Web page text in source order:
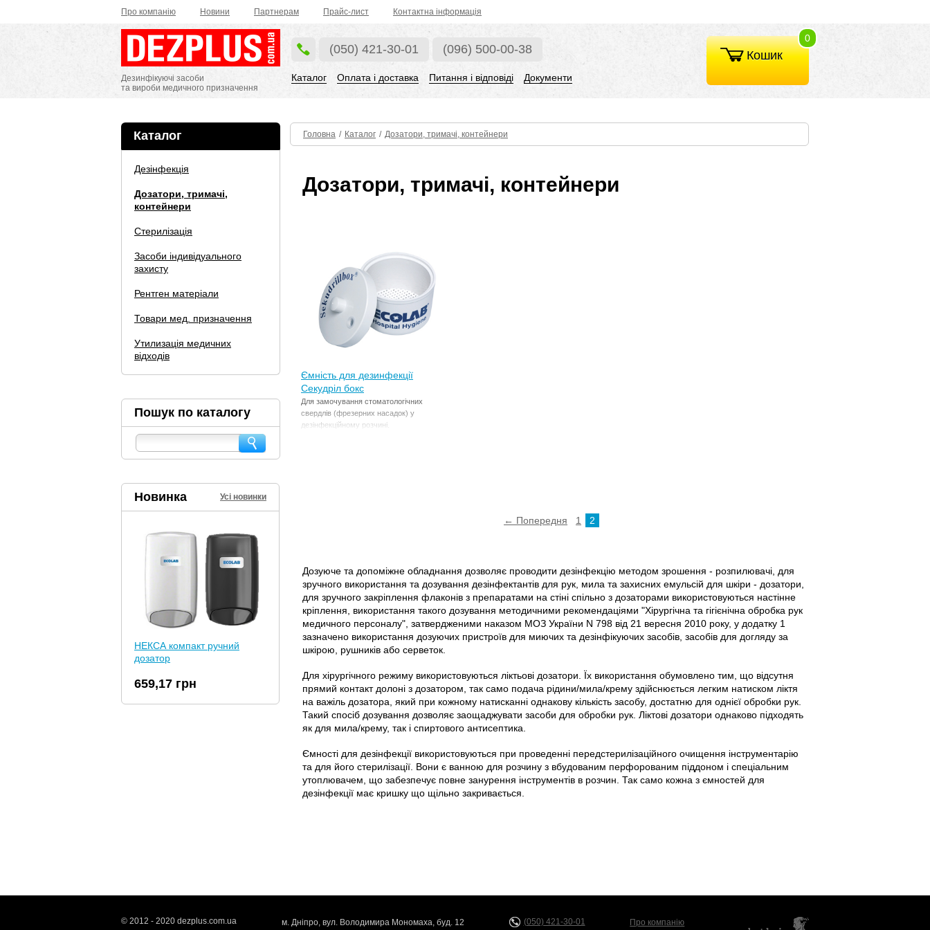
Про компанію Новини Партнерам Прaйс-лист Контактна інформація
Дезинфікуючі засоби
та вироби медичного призначення
(050) 421-30-01 (096) 500-00-38
Каталог Оплата і доставка Питання і відповіді Документи
Кошик
0
Каталог
Дезінфекція
Дозатори, тримачі,
контейнери
Стерилізація
Засоби індивідуального
захисту
Рентген матеріали
Товари мед. призначення
Утилизація медичних
відходів
Пошук по каталогу
Новинка Усі новинки
НЕКСА компакт ручний
дозатор
659,17 грн
Головна / Каталог / Дозатори, тримачі, контейнери
Дозатори, тримачі, контейнери
Ємність для дезинфекції
Секудріл бокс
Для замочування стоматологічних
свердлів (фрезерних насадок) у
дезінфекційному розчині.
← Попередня 1 2
Дозуюче та допоміжне обладнання дозволяє проводити дезінфекцію методом зрошення - розпилювачі, для
зручного використання та дозування дезінфектантів для рук, мила та захисних емульсій для шкіри - дозатори,
для зручного закріплення флаконів з препаратами на стіні спільно з дозаторами використовуються настінне
кріплення, використання такого дозування методичними рекомендаціями "Хірургічна та гігієнічна обробка рук
медичного персоналу", затвердженими наказом МОЗ України N 798 від 21 вересня 2010 року, у додатку 1
зазначено використання дозуючих пристроїв для миючих та дезінфікуючих засобів, засобів для догляду за
шкірою, рушників або серветок.
Для хірургічного режиму використовуються ліктьові дозатори. Їх використання обумовлено тим, що відсутня
прямий контакт долоні з дозатором, так само подача рідини/мила/крему здійснюється легким натиском ліктя
на важіль дозатора, який при кожному натисканні однакову кількість засобу, достатню для однієї обробки рук.
Такий спосіб дозування дозволяє заощаджувати засоби для обробки рук. Ліктові дозатори однаково підходять
як для мила/крему, так і спиртового антисептика.
Ємності для дезінфекції використовуються при проведенні передстерилізаційного очищення інструментарію
та для його стерилізації. Вони є ванною для розчину з вбудованим перфорованим піддоном і спеціальним
утоплювачем, що забезпечує повне занурення інструментів в розчин. Так само кожна з ємностей для
дезінфекції має кришку що щільно закривається.
© 2012 - 2020 dezplus.com.ua м. Дніпро, вул. Володимира Мономаха, буд. 12 (050) 421-30-01 Про компанію